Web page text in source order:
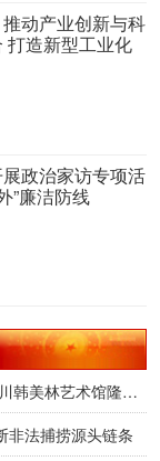
动产业创新与科
打造新型工业化
政治家访专项活
”廉洁防线
首届“美林杯”青少年绘画大赛优秀作品展在银川韩美林艺术馆隆重开幕
非法捕捞源头链条